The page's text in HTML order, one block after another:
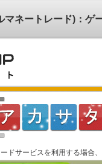
マネートレード)：ゲ
ドサービスを利用する場合